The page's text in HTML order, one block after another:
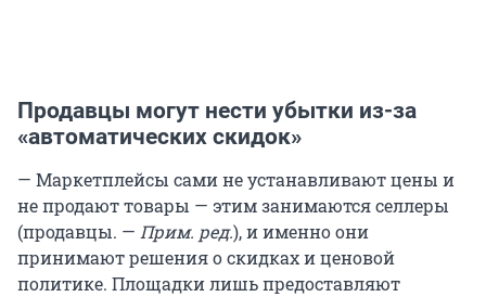
Продавцы могут нести убытки из-за
«автоматических скидок»
— Маркетплейсы сами не устанавливают цены и
не продают товары — этим занимаются селлеры
(продавцы. — Прим. ред.), и именно они
принимают решения о скидках и ценовой
политике. Площадки лишь предоставляют